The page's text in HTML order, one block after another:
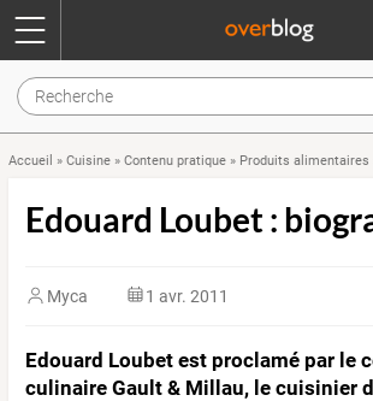
Accueil » Cuisine » Contenu pratique » Produits alimentaires
Edouard Loubet :
Myca 1 avr. 2011
Edouard Loubet est proclamé par le
culinaire Gault & Millau, le cuisinier